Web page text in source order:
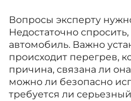
Вопросы эксперту
Недостаточно
автомобиль. Важно
происходит перегрев,
причина, связана ли
можно ли безопасно
требуется ли